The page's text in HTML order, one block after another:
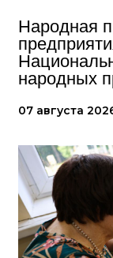
Народная
народных
07 августа